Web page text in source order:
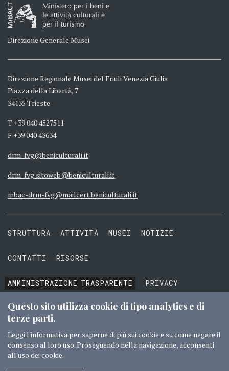
Ministero per i beni e
le attività culturali e
per il turismo
Direzione Generale Musei
Direzione Regionale Musei del Friuli Venezia Giulia
Piazza della Libertà, 7
34135 Trieste
T +39 040 4527511
F +39 040 43634
drm-fvg@beniculturali.it
drm-fvg.sitoweb@beniculturali.it
mbac-drm-fvg@mailcert.beniculturali.it
STRUTTURA ATTIVITÀ MUSEI NOTIZIE
CONTATTI RISORSE
AMMINISTRAZIONE TRASPARENTE
PRIVACY
COOKIE
TERMINI E CONDIZIONI
© 2016 MIBACT TUTTI I DIRITTI RISERVATI CREDITI
Questo sito utilizza cookie di tipo analytics e di
terze parti.
Leggi l'informativa per saperne di più sui cookie e su come negare il
consenso al loro uso. Proseguendo nella navigazione, acconsenti
all'uso dei cookie.